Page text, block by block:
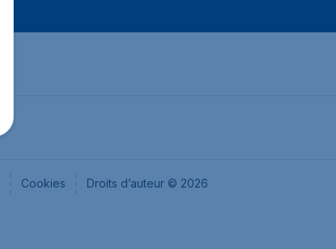
Cookies Droits d’auteur © 2026